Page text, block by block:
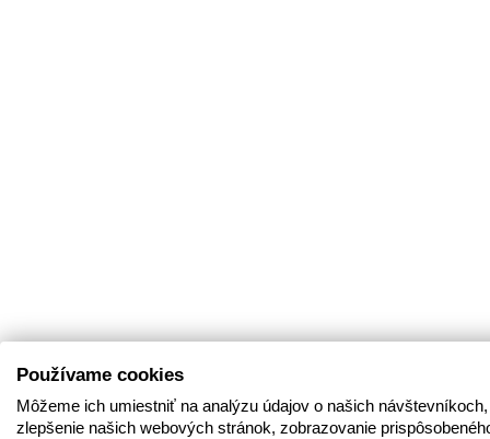
Používame cookies
Môžeme ich umiestniť na analýzu údajov o našich
zlepšenie našich webových stránok, zobrazovanie